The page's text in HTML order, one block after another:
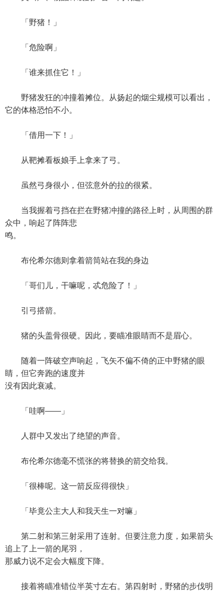
「野猪！」
「危险啊」
「谁来抓住它！」
野猪发狂的冲撞着摊位。从扬起的烟尘规模可以看出，
它的体格恐怕不小。
「借用一下！」
从靶摊看板娘手上拿来了弓。
虽然弓身很小，但弦意外的拉的很紧。
当我握着弓挡在拦在野猪冲撞的路径上时，从周围的群
众中，响起了阵阵悲
鸣。
布伦希尔德则拿着箭筒站在我的身边
「哥们儿，干嘛呢，忒危险了！」
引弓搭箭。
猪的头盖骨很硬。因此，要瞄准眼睛而不是眉心。
随着一阵破空声响起，飞矢不偏不倚的正中野猪的眼
睛，但它奔跑的速度并
没有因此衰减。
「哇啊——」
人群中又发出了绝望的声音。
布伦希尔德毫不慌张的将替换的箭交给我。
「很棒呢。这一箭反应得很快」
「毕竟公主大人和我天生一对嘛」
第二射和第三射采用了连射。但要注意力度，如果箭头
追上了上一箭的尾羽，
那威力说不定会大幅度下降。
接着将瞄准错位半英寸左右。第四射时，野猪的步伐明